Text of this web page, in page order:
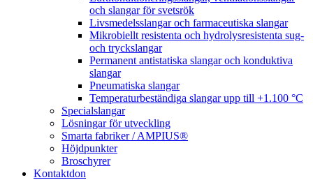
och slangar för svetsrök
Livsmedelsslangar och farmaceutiska slangar
Mikrobiellt resistenta och hydrolysresistenta sug-
och tryckslangar
Permanent antistatiska slangar och konduktiva
slangar
Pneumatiska slangar
Temperaturbeständiga slangar upp till +1.100 °C
Specialslangar
Lösningar för utveckling
Smarta fabriker / AMPIUS®
Höjdpunkter
Broschyrer
Kontaktdon